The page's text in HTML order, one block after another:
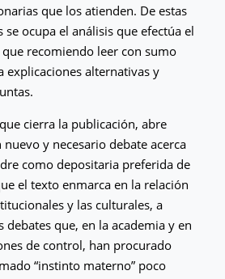
que los atienden. De estas
se ocupa el análisis que efectúa el
recomiendo leer con sumo
explicaciones alternativas y
cierra la publicación, abre
y necesario debate acerca
como depositaria preferida de
el texto enmarca en la relación
y las culturales, a
debates que, en la academia y en
de control, han procurado
“instinto materno” poco